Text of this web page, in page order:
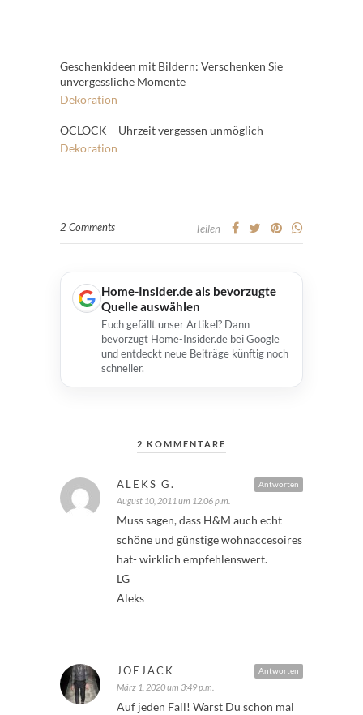
Geschenkideen mit Bildern: Verschenken Sie
unvergessliche Momente
Dekoration
OCLOCK – Uhrzeit vergessen unmöglich
Dekoration
2 Comments Teilen
Home-Insider.de als bevorzugte
Quelle auswählen
Euch gefällt unser Artikel? Dann
bevorzugt Home-Insider.de bei Google
und entdeckt neue Beiträge künftig noch
schneller.
2 KOMMENTARE
Antworten
ALEKS G.
August 10, 2011 um 12:06 p.m.
Muss sagen, dass H&M auch echt
schöne und günstige wohnaccesoires
hat- wirklich empfehlenswert.
LG
Aleks
Antworten
JOEJACK
März 1, 2020 um 3:49 p.m.
Auf jeden Fall! Warst Du schon mal